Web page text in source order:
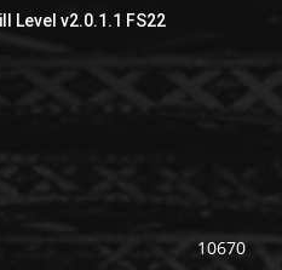
Level v2.0.1.1 FS22
10670